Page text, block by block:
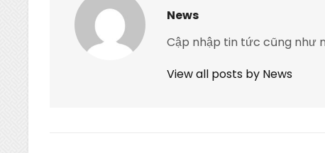
News
Cập nhập tin tức cũng như
View all posts by News